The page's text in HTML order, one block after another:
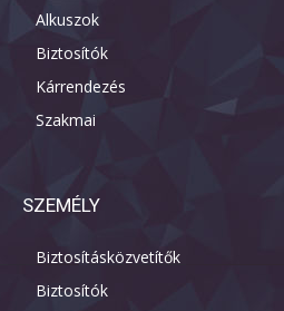
Alkuszok
Biztosítók
Kárrendezés
Szakmai
SZEMÉLY
Biztosításközvetítők
Biztosítók